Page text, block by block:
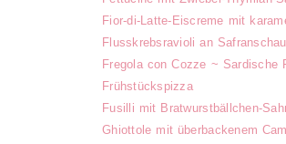
Fior-di-Latte-Eiscreme mit
Flusskrebsravioli an
Fregola con Cozze ~ Sardische
Frühstückspizza
Fusilli mit Bratwurstbällchen-
Ghiottole mit überbackenem